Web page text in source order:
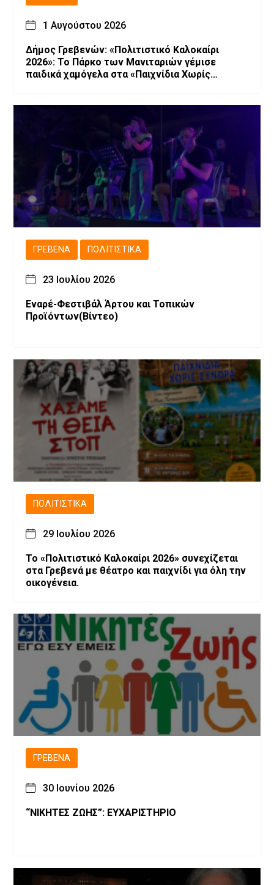
1 Αυγούστου 2026
Δήμος Γρεβενών: «Πολιτιστικό Καλοκαίρι
2026»: Το Πάρκο των Μανιταριών γέμισε
παιδικά χαμόγελα στα «Παιχνίδια Χωρίς
ΓΡΕΒΕΝΆ ΠΟΛΙΤΙΣΤΙΚΆ
23 Ιουλίου 2026
Εναρέ-Φεστιβάλ Άρτου και Τοπικών
Προϊόντων(Βίντεο)
ΠΟΛΙΤΙΣΤΙΚΆ
29 Ιουλίου 2026
Το «Πολιτιστικό Καλοκαίρι 2026» συνεχίζεται
στα Γρεβενά με θέατρο και παιχνίδι για όλη την
οικογένεια.
ΓΡΕΒΕΝΆ
30 Ιουνίου 2026
“ΝΙΚΗΤΕΣ ΖΩΗΣ”: ΕΥΧΑΡΙΣΤΗΡΙΟ